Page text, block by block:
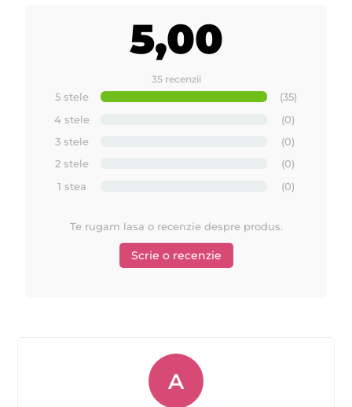
5,00
35 recenzii
5 stele
(35)
4 stele
(0)
3 stele
(0)
2 stele
(0)
1 stea
(0)
Te rugam lasa o recenzie despre produs.
Scrie o recenzie
A